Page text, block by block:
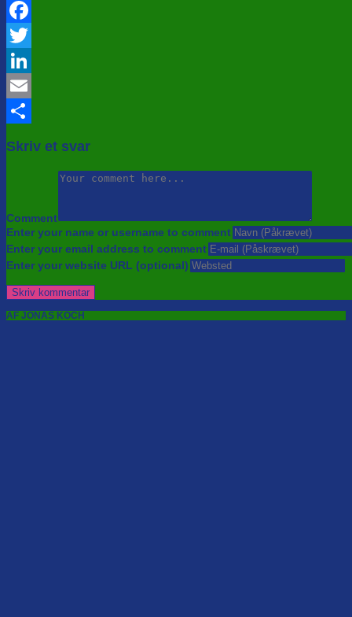
Facebook
Twitter
LinkedIn
Email
Skriv et svar
Comment
Enter your name or username to comment
Enter your email address to comment
Enter your website URL (optional)
AF JONAS KOCH